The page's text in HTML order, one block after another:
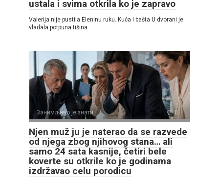
ustala i svima otkrila ko je zapravo
Valerija nije pustila Eleninu ruku. Kuća i bašta U dvorani je
vladala potpuna tišina.
Занимљиво је знати 0
Njen muž ju je naterao da se razvede
od njega zbog njihovog stana… ali
samo 24 sata kasnije, četiri bele
koverte su otkrile ko je godinama
izdržavao celu porodicu